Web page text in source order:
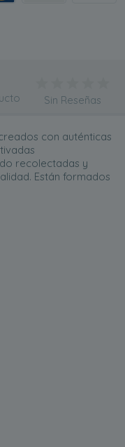
con auténticas
recolectadas y
Están formados
Sin Reseñas